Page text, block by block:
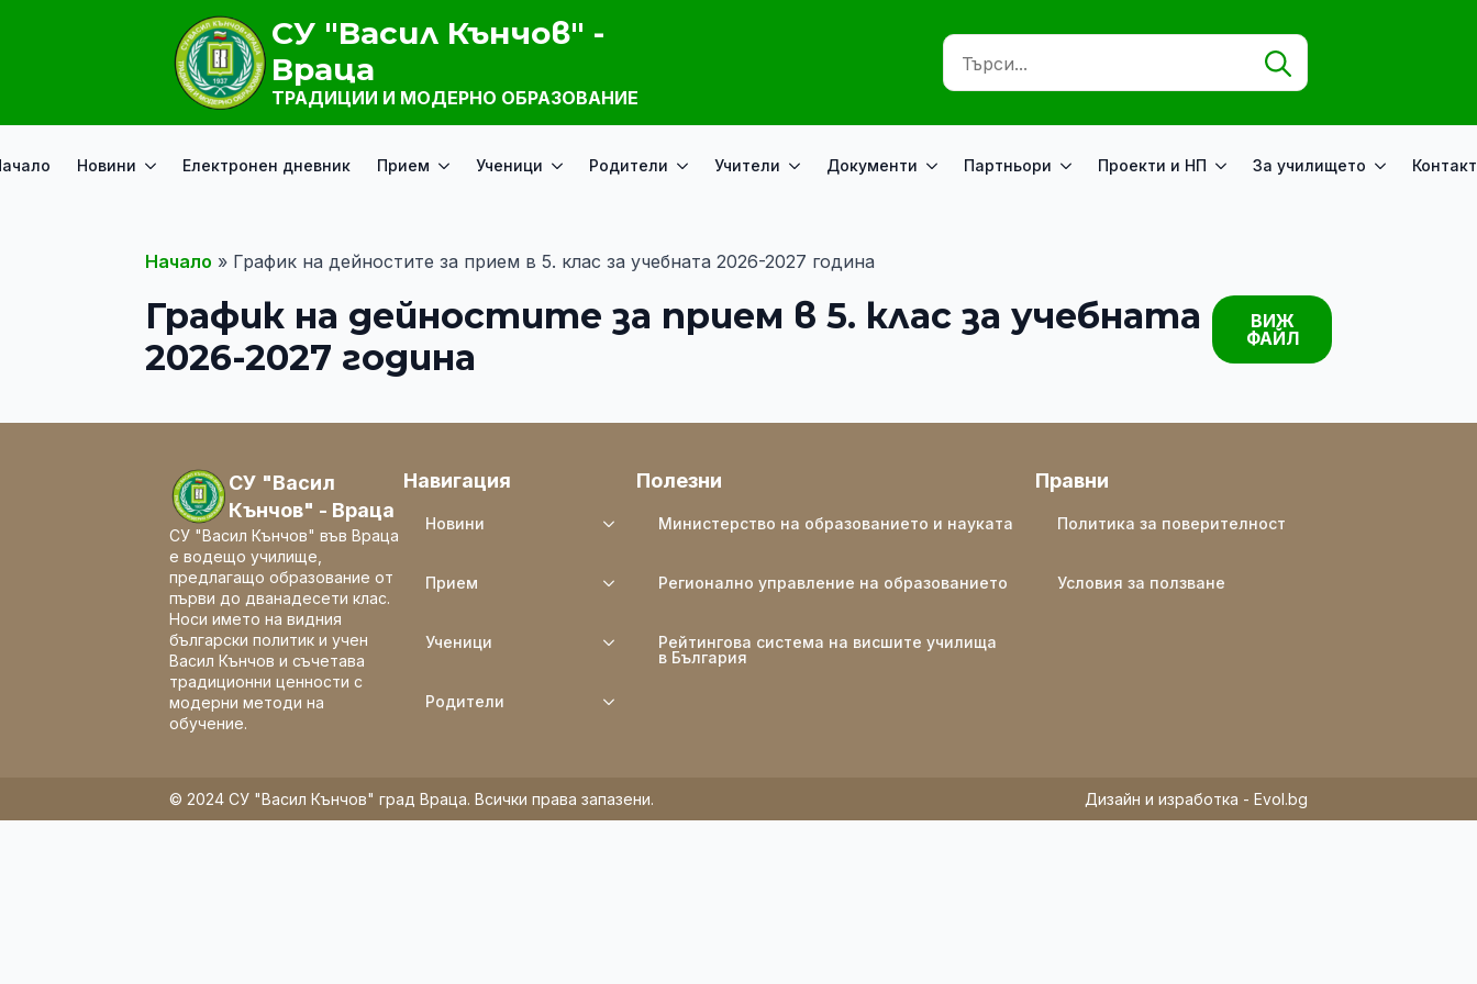
СУ "Васил Кънчов" -
Враца
ТРАДИЦИИ И МОДЕРНО ОБРАЗОВАНИЕ
Search
Новини Електронен дневник Прием Ученици Родители Учители Документи Партньори Проекти и НП За училището
Начало » График на дейностите за прием в 5. клас за учебната 2026-2027 година
График на дейностите за прием в 5. клас за учебната
2026-2027 година
ВИЖ
ФАЙЛ
СУ "Васил
Кънчов" - Враца
СУ "Васил Кънчов" във Враца
е водещо училище,
предлагащо образование от
първи до дванадесети клас.
Носи името на видния
български политик и учен
Васил Кънчов и съчетава
традиционни ценности с
модерни методи на
обучение.
Навигация
Новини
Прием
Ученици
Родители
Полезни
Министерство на образованието и науката
Регионално управление на образованието
Рейтингова система на висшите училища
в България
Правни
Политика за поверителност
Условия за ползване
© 2024 СУ "Васил Кънчов" град Враца. Всички права запазени. Дизайн и изработка - Evol.bg